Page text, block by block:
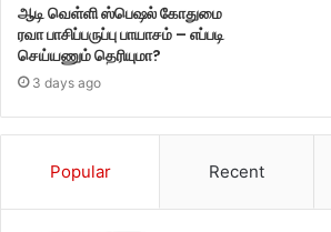
ஆடி வெள்ளி ஸ்பெஷல் கோதுமை
ரவா பாசிப்பருப்பு பாயாசம் – எப்படி
செய்யணும் தெரியுமா?
3 days ago
Popular Recent